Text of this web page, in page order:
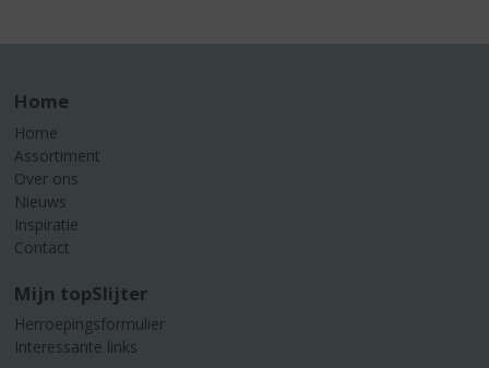
Home
Home
Assortiment
Over ons
Nieuws
Inspiratie
Contact
Mijn topSlijter
Herroepingsformulier
Interessante links